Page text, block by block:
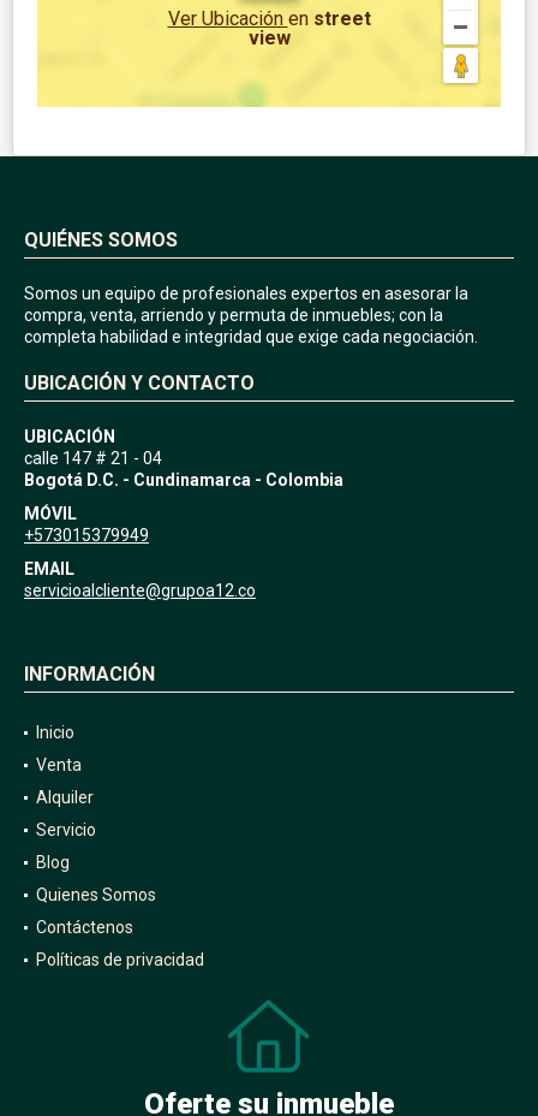
Ver Ubicación en street
view
QUIÉNES SOMOS
Somos un equipo de profesionales expertos en asesorar la
compra, venta, arriendo y permuta de inmuebles; con la
completa habilidad e integridad que exige cada negociación.
UBICACIÓN Y CONTACTO
UBICACIÓN
calle 147 # 21 - 04
Bogotá D.C. - Cundinamarca - Colombia
MÓVIL
+573015379949
EMAIL
servicioalcliente@grupoa12.co
INFORMACIÓN
Inicio
Venta
Alquiler
Servicio
Blog
Quienes Somos
Contáctenos
Políticas de privacidad
Oferte su inmueble